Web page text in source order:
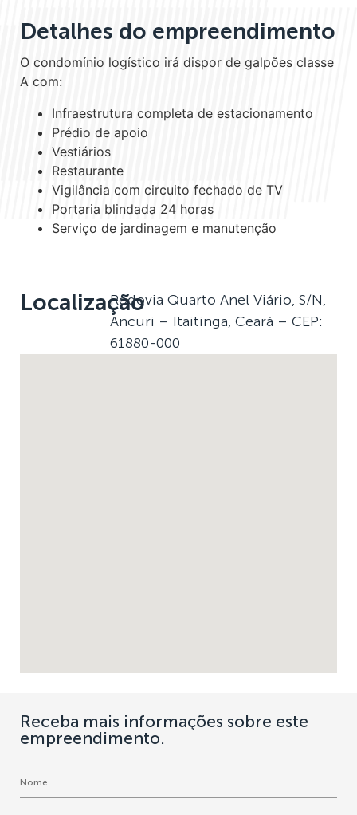
Detalhes do empreendimento
O condomínio logístico irá dispor de galpões classe
A com:
Infraestrutura completa de estacionamento
Prédio de apoio
Vestiários
Restaurante
Vigilância com circuito fechado de TV
Portaria blindada 24 horas
Serviço de jardinagem e manutenção
LocalizaçãoRodovia Quarto Anel Viário, S/N,
Ancuri – Itaitinga, Ceará – CEP:
61880-000
Receba mais informações sobre este
empreendimento.